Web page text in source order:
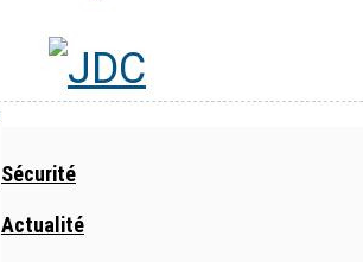
Sécurité
Actualité